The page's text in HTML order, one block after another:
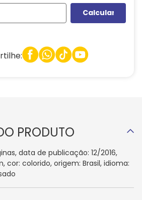
PRODUTO
data de publicação: 12/2016,
cor: colorido, origem: Brasil, idioma: